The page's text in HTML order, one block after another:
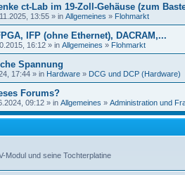
ct-Lab im 19-Zoll-Gehäuse (zum
13:55 » in Allgemeines » Flohmarkt
IFP (ohne Ethernet), DACRAM,...
16:12 » in Allgemeines » Flohmarkt
Spannung
17:44 » in Hardware » DCG und DCP (Hardware)
Forums?
09:12 » in Allgemeines » Administration und
Modul und seine Tochterplatine